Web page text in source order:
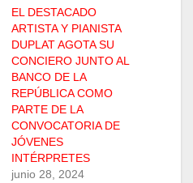
EL DESTACADO
ARTISTA Y PIANISTA
DUPLAT AGOTA SU
CONCIERO JUNTO AL
BANCO DE LA
REPÚBLICA COMO
PARTE DE LA
CONVOCATORIA DE
JÓVENES
INTÉRPRETES
junio 28, 2024